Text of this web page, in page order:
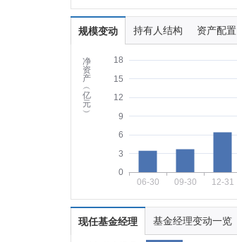
规模变动 持有人结构 资产配置
净
资
产
︵
亿
元
︶
0
3
6
9
12
15
18
06-30 09-30 12-31
现任基金经理 基金经理变动一览